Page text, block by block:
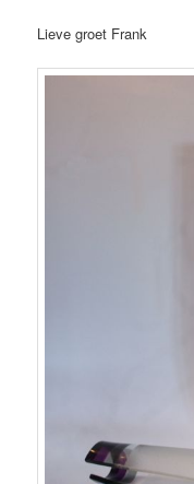
Lieve groet Frank